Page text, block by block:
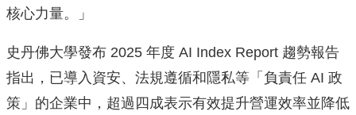
核心力量。」
史丹佛大學發布 2025 年度 AI Index Report 趨勢報告
指出，已導入資安、法規遵循和隱私等「負責任 AI 政
策」的企業中，超過四成表示有效提升營運效率並降低